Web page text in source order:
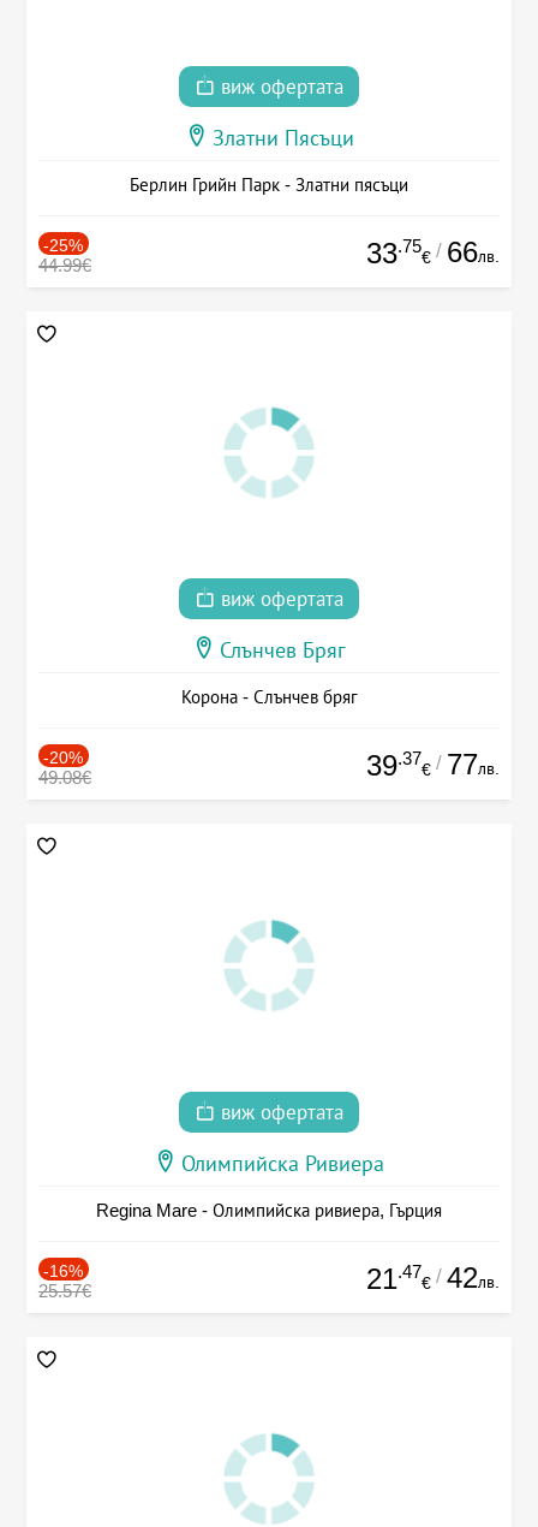
виж офертата
Златни Пясъци
Берлин Грийн Парк - Златни пясъци
-25%
44.99€ 33.75
€ / 66лв.
виж офертата
Слънчев Бряг
Корона - Слънчев бряг
-20%
49.08€ 39.37
€ / 77лв.
виж офертата
Олимпийска Ривиера
Regina Mare - Олимпийска ривиера, Гърция
-16%
25.57€ 21.47
€ / 42лв.